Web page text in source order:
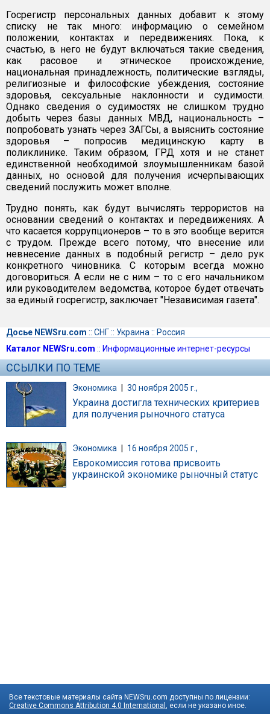
Госрегистр персональных данных добавит к этому
списку не так много: информацию о семейном
положении, контактах и передвижениях. Пока, к
счастью, в него не будут включаться такие сведения,
как расовое и этническое происхождение,
национальная принадлежность, политические взгляды,
религиозные и философские убеждения, состояние
здоровья, сексуальные наклонности и судимости.
Однако сведения о судимостях не слишком трудно
добыть через базы данных МВД, национальность –
попробовать узнать через ЗАГСы, а выяснить состояние
здоровья – попросив медицинскую карту в
поликлинике. Таким образом, ГРД хотя и не станет
единственной необходимой злоумышленникам базой
данных, но основой для получения исчерпывающих
сведений послужить может вполне.
Трудно понять, как будут вычислять террористов на
основании сведений о контактах и передвижениях. А
что касается коррупционеров – то в это вообще верится
с трудом. Прежде всего потому, что внесение или
невнесение данных в подобный регистр – дело рук
конкретного чиновника. С которым всегда можно
договориться. А если не с ним – то с его начальником
или руководителем ведомства, которое будет отвечать
за единый госрегистр, заключает "Независимая газета".
Досье NEWSru.com :: СНГ:: Украина :: Россия
Каталог NEWSru.com :: Информационные интернет-ресурсы
ССЫЛКИ ПО ТЕМЕ
Экономика | 30 ноября 2005 г.,
Украина достигла технических критериев
для получения рыночного статуса
Экономика 16 ноября 2005 г.,
Еврокомиссия готова присвоить
украинской экономике рыночный статус
Все текстовые материалы сайта NEWSru.com доступны по лицензии:
Creative Commons Attribution 4.0 International , если не указано иное.